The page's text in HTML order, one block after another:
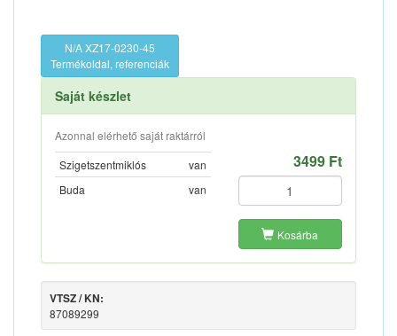
N/A XZ17-0230-45
Termékoldal, referenciák
Saját készlet
Azonnal elérhető saját raktárról
Szigetszentmiklós
van
Buda
van
3499 Ft
Kosárba
VTSZ / KN:
87089299